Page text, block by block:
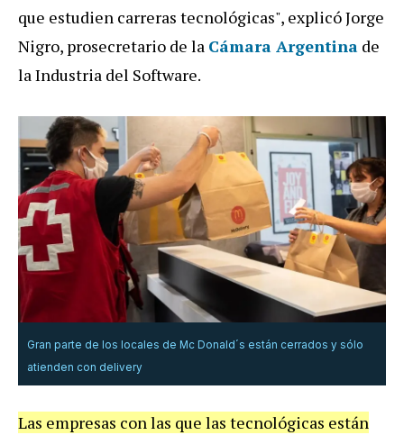
que estudien carreras tecnológicas", explicó Jorge
Nigro, prosecretario de la Cámara Argentina de
la Industria del Software.
Gran parte de los locales de Mc Donald´s están cerrados y sólo
atienden con delivery
Las empresas con las que las tecnológicas están